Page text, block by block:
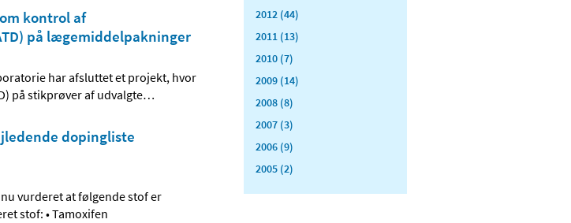
kontrol af
på lægemiddelpakninger
har afsluttet et projekt, hvor
på stikprøver af udvalgte…
dopingliste
vurderet at følgende stof er
stof: • Tamoxifen
2012 (44)
2011 (13)
2010 (7)
2009 (14)
2008 (8)
2007 (3)
2006 (9)
2005 (2)